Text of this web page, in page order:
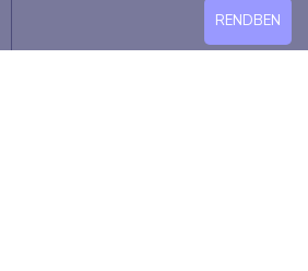
RENDBEN